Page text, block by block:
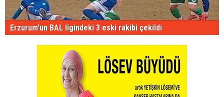
Erzurum'un BAL ligindeki 3 eski rakibi çekildi